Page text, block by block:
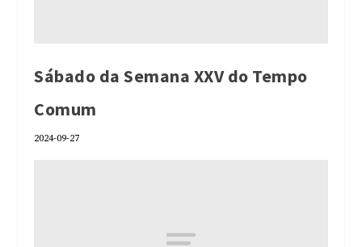
Sábado da Semana XXV do Tempo
Comum
2024-09-27